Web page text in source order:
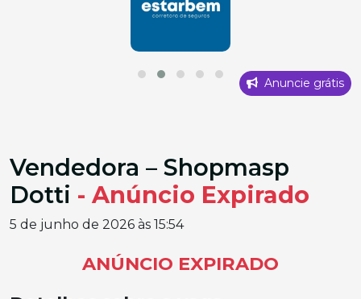
Anuncie grátis
Vendedora – Shopmasp
Dotti - Anúncio Expirado
5 de junho de 2026 às 15:54
ANÚNCIO EXPIRADO